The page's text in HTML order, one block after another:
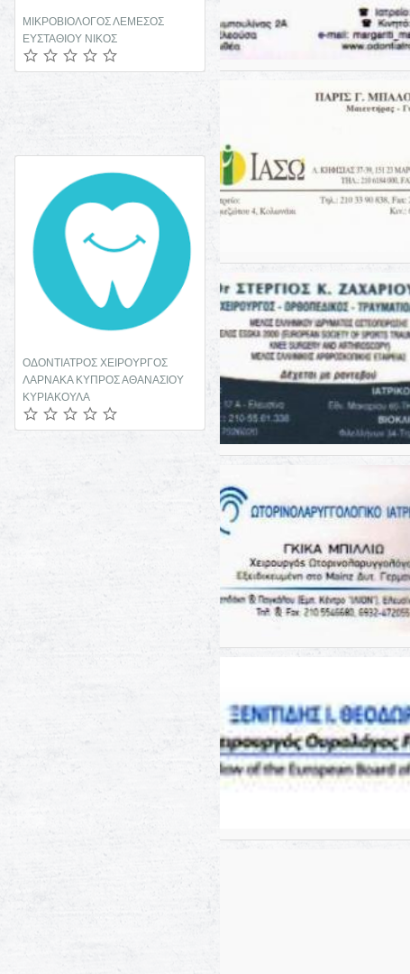
ΜΙΚΡΟΒΙΟΛΟΓΟΣ ΛΕΜΕΣΟΣ
ΕΥΣΤΑΘΙΟΥ ΝΙΚΟΣ
ΦΑΡΜΑΚΕΙΟ ΛΑΚΑΤΑΝΕΙΑ
ΛΕΥΚΩΣΙΑ ΚΑΝΑΡΗ ΛΕΩΝΙΔΟΥ
ΟΔΟΝΤΙΑΤΡΟΣ ΧΕΙΡΟΥΡΓΟΣ
ΛΑΡΝΑΚΑ ΚΥΠΡΟΣ ΑΘΑΝΑΣΙΟΥ
ΚΥΡΙΑΚΟΥΛΑ